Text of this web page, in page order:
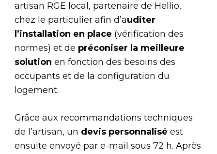
artisan RGE local, partenaire de Hellio,
chez le particulier afin d’auditer
l’installation en place (vérification des
normes) et de préconiser la meilleure
solution en fonction des besoins des
occupants et de la configuration du
logement.
Grâce aux recommandations techniques
de l’artisan, un devis personnalisé est
ensuite envoyé par e-mail sous 72 h. Après